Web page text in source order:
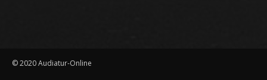
© 2020 Audiatur-Online